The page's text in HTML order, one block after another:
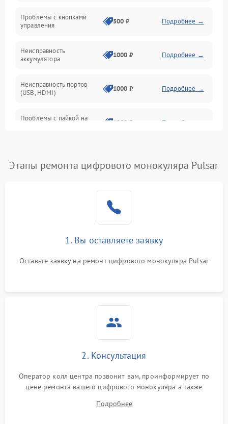
Механические повреждения
Проблемы с кнопками
управления
500 ₽ Подробнее →
Неисправность
аккумулятора
1000 ₽ Подробнее →
Неисправность портов
(USB, HDMI)
1000 ₽ Подробнее →
Проблемы с пайкой на
1000 ₽ Подробнее →
500 ₽
1500 ₽
изображения
1000 ₽ Подробнее →
2000 ₽
Проблемы с заземлением 1000 ₽
Повреждение печатной
платы
Этапы ремонта цифрового монокуляра Pulsar
1. Вы оставляете заявку
Оставьте заявку на ремонт цифрового монокуляра Pulsar
2. Консультация
Оператор колл центра позвонит вам, проинформирует по
цене ремонта вашего цифрового монокуляра а также
Подробнее